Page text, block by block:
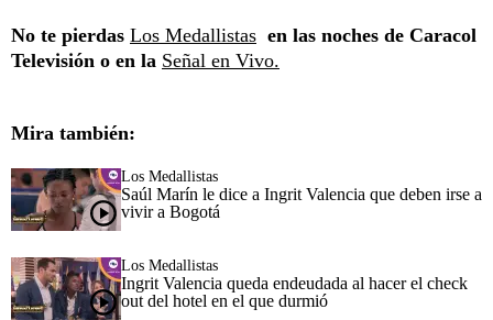
No te pierdas Los Medallistas en las noches de Caracol
Televisión o en la Señal en Vivo.
Mira también:
Los Medallistas
Saúl Marín le dice a Ingrit Valencia que deben irse a
vivir a Bogotá
Los Medallistas
Ingrit Valencia queda endeudada al hacer el check
out del hotel en el que durmió